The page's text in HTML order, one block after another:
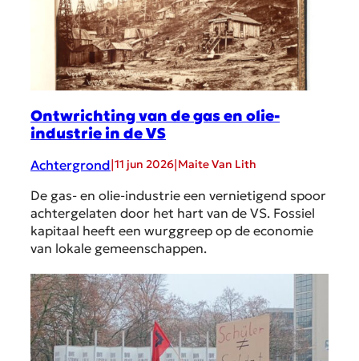
Ontwrichting van de gas en olie-
industrie in de VS
Achtergrond|11 jun 2026|Maite Van Lith
De gas- en olie-industrie een vernietigend spoor
achtergelaten door het hart van de VS. Fossiel
kapitaal heeft een wurggreep op de economie
van lokale gemeenschappen.